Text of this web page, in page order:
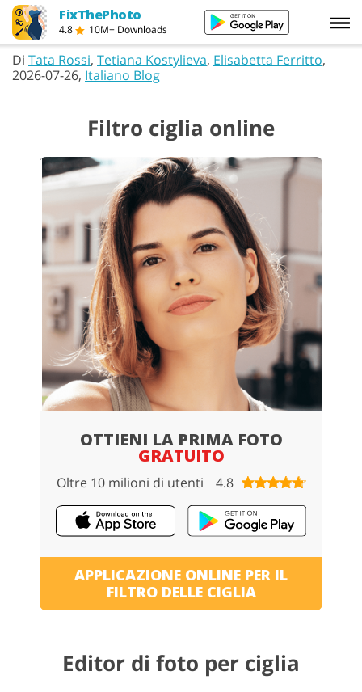
FixThePhoto
4.8 10M+ Downloads
Di Tata Rossi, Tetiana Kostylieva, Elisabetta Ferritto,
2026-07-26, Italiano Blog
Filtro ciglia online
APPLICAZIONE ONLINE PER IL
FILTRO DELLE CIGLIA
OTTIENI LA PRIMA FOTO
GRATUITO
Oltre 10 milioni di utenti 4.8
Editor di foto per ciglia